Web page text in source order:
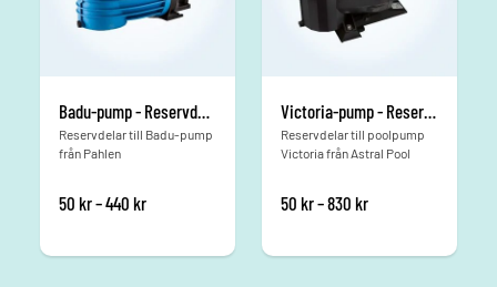
Badu-pump - Reservdelar
Reservdelar till Badu-pump
från Pahlen
50 kr–440 krPrisintervall: 50 kr till 440 kr
Victoria-pump - Reservdelar
Reservdelar till poolpump
Victoria från Astral Pool
50 kr–830 krPrisintervall: 50 kr